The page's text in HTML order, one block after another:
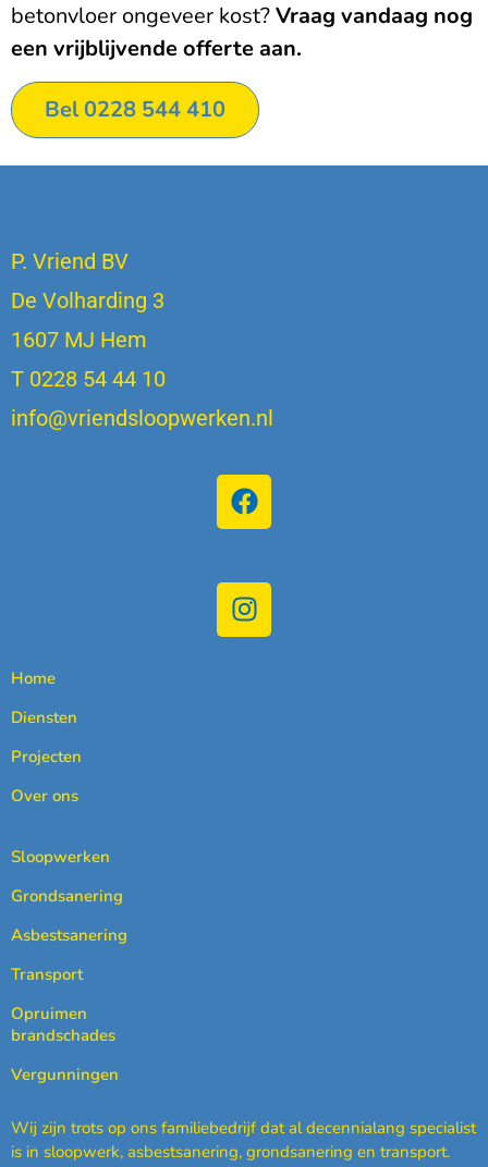
betonvloer ongeveer kost?Vraag vandaag nog
een vrijblijvende offerte aan.
Bel 0228 544 410
P. Vriend BV
De Volharding 3
1607 MJ Hem
T 0228 54 44 10
info@vriendsloopwerken.nl
Home
Diensten
Projecten
Over ons
Sloopwerken
Grondsanering
Asbestsanering
Transport
Opruimen
brandschades
Vergunningen
Wij zijn trots op ons familiebedrijf dat al decennialang specialist
is in sloopwerk, asbestsanering, grondsanering en transport.